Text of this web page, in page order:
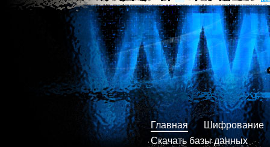
Главная
Шифрование
Скачать базы данных